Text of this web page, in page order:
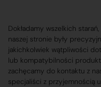
Dokładamy wszelkich
naszej stronie były
jakichkolwiek wątpliwości
lub kompatybilności
zachęcamy do kontaktu z
specjaliści z przyjemnością